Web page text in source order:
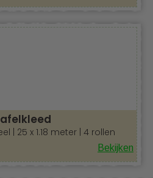
| 25 x 1.18 meter | 4 rollen
Bekijken